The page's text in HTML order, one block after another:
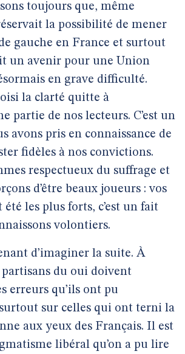
toujours que, même
la possibilité de mener
gauche en France et surtout
un avenir pour une Union
en grave difficulté.
la clarté quitte à
partie de nos lecteurs. C’est un
avons pris en connaissance de
fidèles à nos convictions.
respectueux du suffrage et
d’être beaux joueurs : vos
les plus forts, c’est un fait
volontiers.
d’imaginer la suite. À
partisans du oui doivent
erreurs qu’ils ont pu
sur celles qui ont terni la
aux yeux des Français. Il est
libéral qu’on a pu lire